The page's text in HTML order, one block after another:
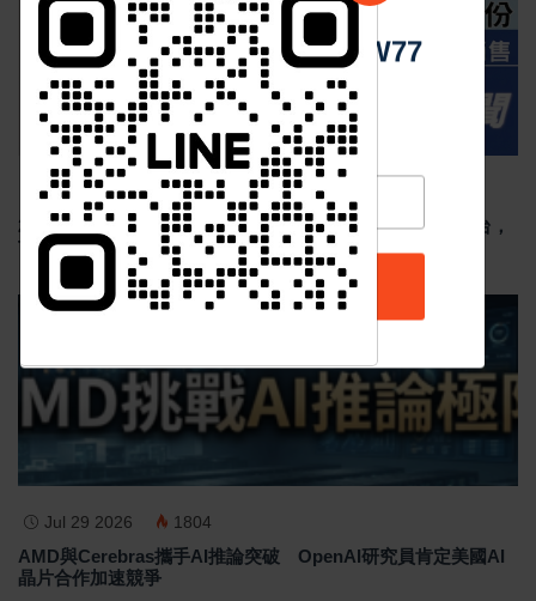
最新消息
Aug 03 2026 1440
2026年7月臺灣汽車市場交車數量出爐:總掛牌量達 3.86 萬台，
Toyota 穩坐霸主、Lexus 與 Kia 強勢爆發
Jul 29 2026 1804
AMD與Cerebras攜手AI推論突破 OpenAI研究員肯定美國AI
晶片合作加速競爭
中 華 超 傳 媒
Https://reurl.cc/adqW77
訂閱